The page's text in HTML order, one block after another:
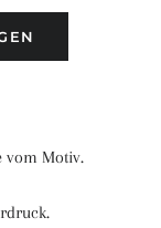
vom Motiv.